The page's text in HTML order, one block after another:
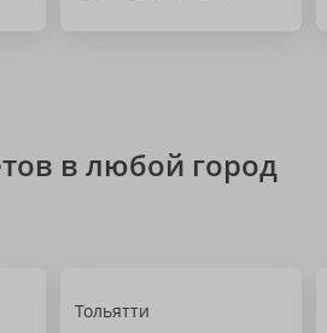
в любой город
Тольятти